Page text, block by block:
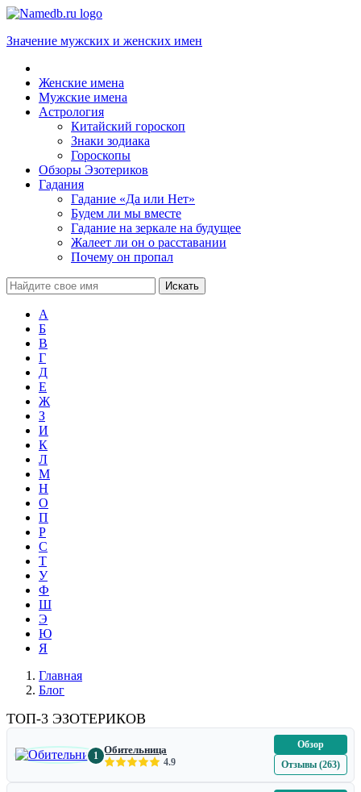
Значение мужских и женских имен
Женские имена
Мужские имена
Астрология
Китайский гороскоп
Знаки зодиака
Гороскопы
Обзоры Эзотериков
Гадания
Гадание «Да или Нет»
Будем ли мы вместе
Гадание на зеркале на будущее
Жалеет ли он о расставании
Почему он пропал
А
Б
В
Г
Д
Е
Ж
З
И
К
Л
М
Н
О
П
Р
С
Т
У
Ф
Ш
Э
Ю
Я
Главная
Блог
ТОП-3 ЭЗОТЕРИКОВ
1 Обительница
4.9
Обзор
Отзывы (263)